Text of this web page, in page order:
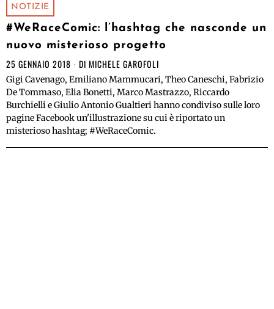
NOTIZIE
#WeRaceComic: l’hashtag che nasconde un
nuovo misterioso progetto
25 GENNAIO 2018 DI MICHELE GAROFOLI
Gigi Cavenago, Emiliano Mammucari, Theo Caneschi, Fabrizio
De Tommaso, Elia Bonetti, Marco Mastrazzo, Riccardo
Burchielli e Giulio Antonio Gualtieri hanno condiviso sulle loro
pagine Facebook un'illustrazione su cui è riportato un
misterioso hashtag; #WeRaceComic.